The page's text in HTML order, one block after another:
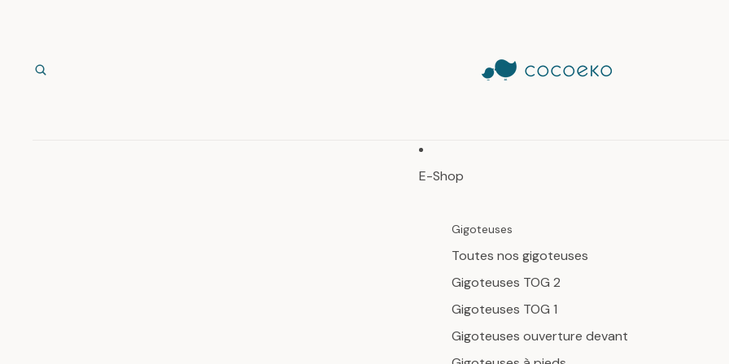
E-Shop
Gigoteuses
Toutes nos gigoteuses
Gigoteuses TOG 2
Gigoteuses TOG 1
Gigoteuses ouverture devant